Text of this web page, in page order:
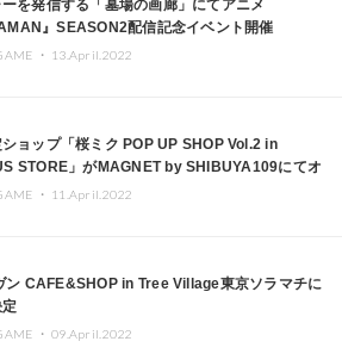
を発信する「墓場の画廊」にてアニメ
』SEASON2配信記念イベント開催
・ 13.April.2022
ョップ「桜ミク POP UP SHOP Vol.2 in
STORE」がMAGNET by SHIBUYA109にてオ
・ 11.April.2022
ン CAFE&SHOP in Tree Village東京ソラマチに
・09.April.2022